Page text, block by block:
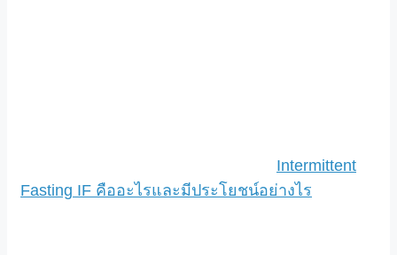
Intermittent
Fasting IF คืออะไรและมีประโยชน์อย่างไร